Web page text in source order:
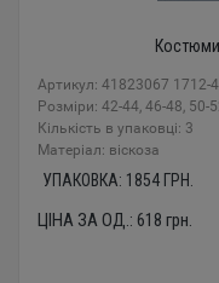
Артикул: 41823067 1712-
Розміри: 42-44, 46-48, 50-
Кількість в упаковці: 3
Mатеріал: віскоза
УПАКОВКА: 1854 ГРН.
ЦІНА ЗА ОД.: 618 грн.